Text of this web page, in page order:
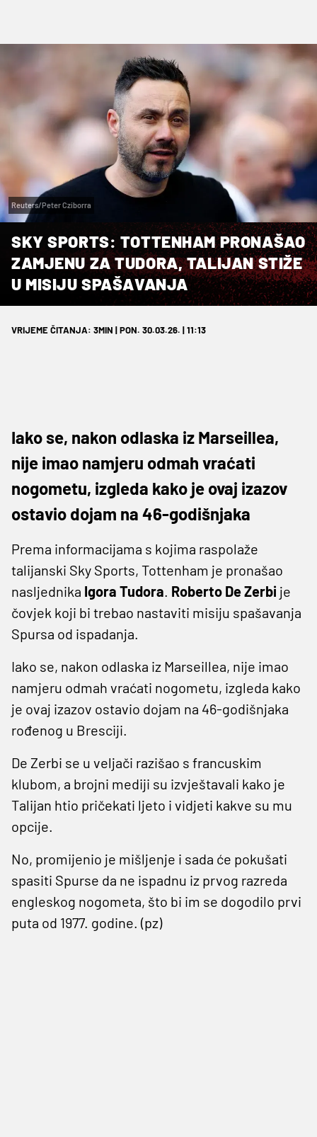
Reuters/Peter Cziborra
SKY SPORTS: TOTTENHAM PRONAŠAO
ZAMJENU ZA TUDORA, TALIJAN STIŽE
U MISIJU SPAŠAVANJA
VRIJEME ČITANJA: 3MIN | PON. 30.03.26. | 11:13
Iako se, nakon odlaska iz Marseillea,
nije imao namjeru odmah vraćati
nogometu, izgleda kako je ovaj izazov
ostavio dojam na 46-godišnjaka
Prema informacijama s kojima raspolaže
talijanski Sky Sports, Tottenham je pronašao
nasljednika Igora Tudora. Roberto De Zerbi je
čovjek koji bi trebao nastaviti misiju spašavanja
Spursa od ispadanja.
Iako se, nakon odlaska iz Marseillea, nije imao
namjeru odmah vraćati nogometu, izgleda kako
je ovaj izazov ostavio dojam na 46-godišnjaka
rođenog u Bresciji.
De Zerbi se u veljači razišao s francuskim
klubom, a brojni mediji su izvještavali kako je
Talijan htio pričekati ljeto i vidjeti kakve su mu
opcije.
No, promijenio je mišljenje i sada će pokušati
spasiti Spurse da ne ispadnu iz prvog razreda
engleskog nogometa, što bi im se dogodilo prvi
puta od 1977. godine. (pz)